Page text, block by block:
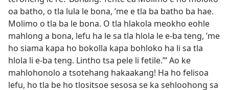
oa batho, o tla lula le bona, ’me e tla ba batho ba hae.
Molimo o tla ba le bona. O tla hlakola meokho eohle
mahlong a bona, lefu ha le sa tla hlola le e-ba teng, ’me
ho siama kapa ho bokolla kapa bohloko ha li sa tla
hlola li e-ba teng. Lintho tsa pele li fetile.’” Ao ke
mahlohonolo a tsotehang hakaakang! Ha ho felisoa
lefu, ho tla be ho tlositsoe sesosa se ka sehloohong sa